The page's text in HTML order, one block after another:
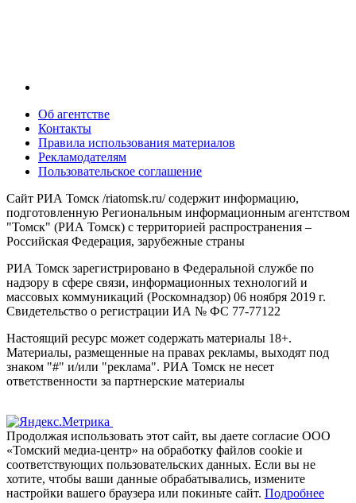
Об агентстве
Контакты
Правила использования материалов
Рекламодателям
Пользовательское соглашение
Сайт РИА Томск /riatomsk.ru/ содержит информацию,
подготовленную Региональным информационным агентством
"Томск" (РИА Томск) с территорией распространения –
Российская Федерация, зарубежные страны
РИА Томск зарегистрировано в Федеральной службе по
надзору в сфере связи, информационных технологий и
массовых коммуникаций (Роскомнадзор) 06 ноября 2019 г.
Свидетельство о регистрации ИА № ФС 77-77122
Настоящий ресурс может содержать материалы 18+.
Материалы, размещенные на правах рекламы, выходят под
знаком "#" и/или "реклама". РИА Томск не несет
ответственности за партнерские материалы
Продолжая использовать этот сайт, вы даете согласие ООО
«Томский медиа-центр» на обработку файлов cookie и
соответствующих пользовательских данных. Если вы не
хотите, чтобы ваши данные обрабатывались, измените
настройки вашего браузера или покиньте сайт. Подробнее